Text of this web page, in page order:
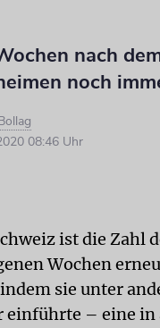
nach
noch
08:46 Uhr
ist die Zahl
Wochen
sie unter
einführte – eine in